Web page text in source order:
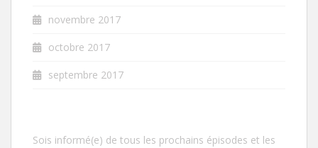
novembre 2017
octobre 2017
septembre 2017
Sois informé(e) de tous les prochains épisodes et les